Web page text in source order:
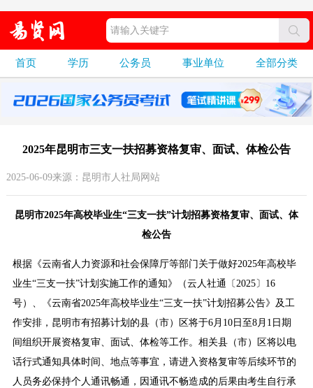
首页 学历 公务员 事业单位 全部分类
2025年昆明市三支一扶招募资格复审、面试、体检公告
2025-06-09来源：昆明市人社局网站
昆明市2025年高校毕业生“三支一扶”计划招募资格复审、面试、体
检公告
根据《云南省人力资源和社会保障厅等部门关于做好2025年高校毕
业生“三支一扶”计划实施工作的通知》（云人社通〔2025〕16
号）、《云南省2025年高校毕业生“三支一扶”计划招募公告》及工
作安排，昆明市有招募计划的县（市）区将于6月10日至8月1日期
间组织开展资格复审、面试、体检等工作。相关县（市）区将以电
话行式通知具体时间、地点等事宜，请进入资格复审等后续环节的
人员务必保持个人通讯畅通，因通讯不畅造成的后果由考生自行承